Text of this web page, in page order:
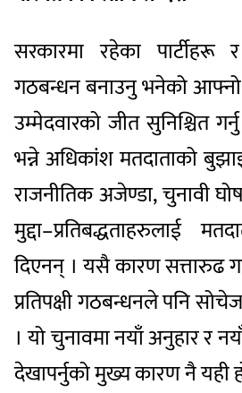
सरकारमा रहेका पार्टीहरू
गठबन्धन बनाउनु भनेको आफ्नो
उम्मेदवारको जीत सुनिश्चित
भन्ने अधिकांश मतदाताको
राजनीतिक अजेण्डा, चुनावी
मुद्दा–प्रतिबद्धताहरुलाई
दिएनन् । यसै कारण सत्तारुढ
प्रतिपक्षी गठबन्धनले पनि
। यो चुनावमा नयाँ अनुहार र
देखापर्नुको मुख्य कारण नै यही